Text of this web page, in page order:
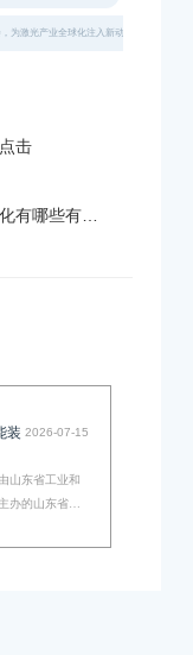
为激光产业全球化注入新动能！
击
下一篇 : 谷歌优化的页面加载速度优化有哪些有效方法？
2026-07-15
装
大
山东省工业和
办的山东省
融链固链对接